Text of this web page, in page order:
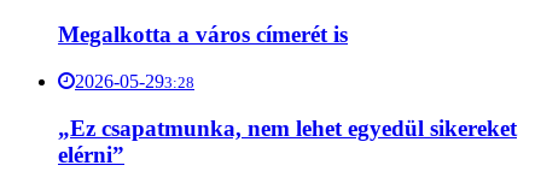
Megalkotta a város címerét is
2026-05-293:28
„Ez csapatmunka, nem lehet egyedül sikereket
elérni”